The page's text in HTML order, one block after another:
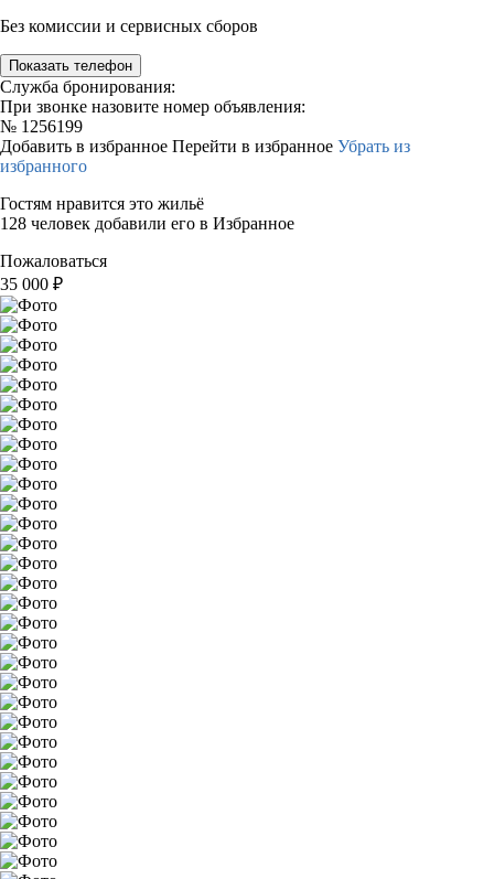
Без комиссии и сервисных сборов
Показать телефон
Служба бронирования:
При звонке назовите номер объявления:
№ 1256199
Добавить в избранное Перейти в избранное Убрать из
избранного
Гостям нравится это жильё
128 человек добавили его в Избранное
Пожаловаться
35 000 ₽